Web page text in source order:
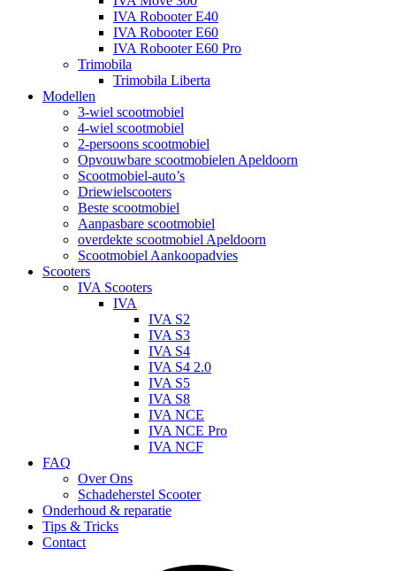
IVA Robooter E40
IVA Robooter E60
IVA Robooter E60 Pro
Trimobila
Trimobila Liberta
Modellen
3-wiel scootmobiel
4-wiel scootmobiel
2-persoons scootmobiel
Opvouwbare scootmobielen Apeldoorn
Scootmobiel-auto’s
Driewielscooters
Beste scootmobiel
Aanpasbare scootmobiel
overdekte scootmobiel Apeldoorn
Scootmobiel Aankoopadvies
Scooters
IVA Scooters
IVA
IVA S2
IVA S3
IVA S4
IVA S4 2.0
IVA S5
IVA S8
IVA NCE
IVA NCE Pro
IVA NCF
FAQ
Over Ons
Schadeherstel Scooter
Onderhoud & reparatie
Tips & Tricks
Contact